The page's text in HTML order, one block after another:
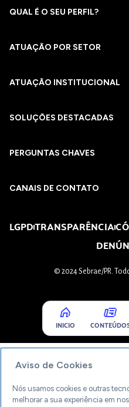
QUAL É O SEU PERFIL?
ATUAÇÃO POR SETOR
ATUAÇÃO INSTITUCIONAL
SOLUÇÕES DESTACADAS
PERGUNTAS CHAVES​
CANAIS DE CONTATO
LGPDTRANSPARÊNCIA
© 2024 Sebrae/PR.
INICIO
Aviso de Cookies
Nós usamos cookies e outras
melhorar a sua experiência em